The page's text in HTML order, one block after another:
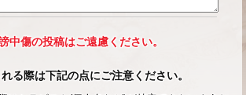
中傷の投稿はご遠慮ください。
る際は下記の点にご注意ください。